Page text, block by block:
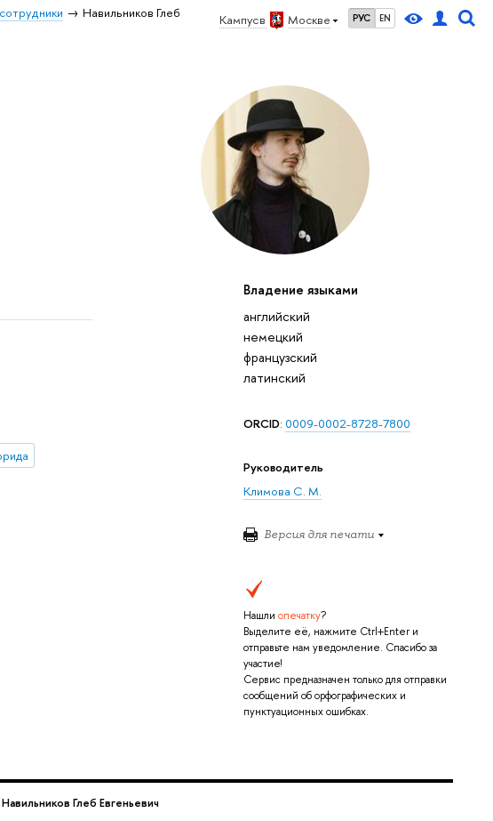
Кампус в Москве РУС EN
Навильников Глеб
Владение языками
английский
немецкий
французский
латинский
ORCID: 0009-0002-8728-7800
Руководитель
Климова С. М.
Версия для печати
Нашли опечатку?
Выделите её, нажмите Ctrl+Enter и
отправьте нам уведомление. Спасибо за
участие!
Сервис предназначен только для отправки
сообщений об орфографических и
пунктуационных ошибках.
Навильников Глеб Евгеньевич